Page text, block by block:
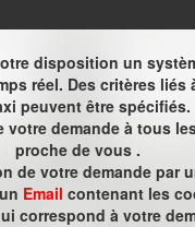
disposition un
réel. Des critères liés
peuvent être spécifiés.
votre demande à tous
proche de vous .
de votre demande par
Email contenant les
correspond à votre